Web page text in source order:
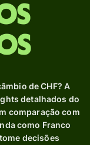
de CHF? A
detalhados do
comparação com
como Franco
decisões